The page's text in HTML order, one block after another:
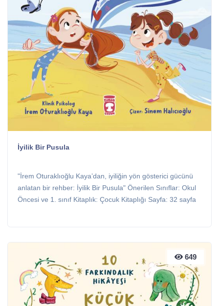
İyilik Bir Pusula
"İrem Oturaklıoğlu Kaya’dan, iyiliğin yön gösterici gücünü
anlatan bir rehber: İyilik Bir Pusula" Önerilen Sınıflar: Okul
Öncesi ve 1. sınıf Kitaplık: Çocuk Kitaplığı Sayfa: 32 sayfa
649
649